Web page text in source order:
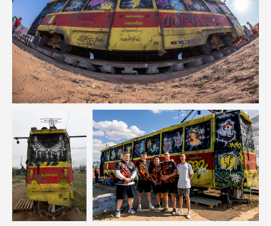
СЛУЖБА ПОМОЩИ